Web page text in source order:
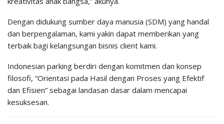
Dengan didukung sumber daya manusia (SDM) yang handal
dan berpengalaman, kami yakin dapat memberikan yang
terbaik bagi kelangsungan bisnis client kami.
Indonesian parking berdiri dengan komitmen dan konsep
filosofi, “Orientasi pada Hasil dengan Proses yang Efektif
dan Efisien” sebagai landasan dasar dalam mencapai
kesuksesan.